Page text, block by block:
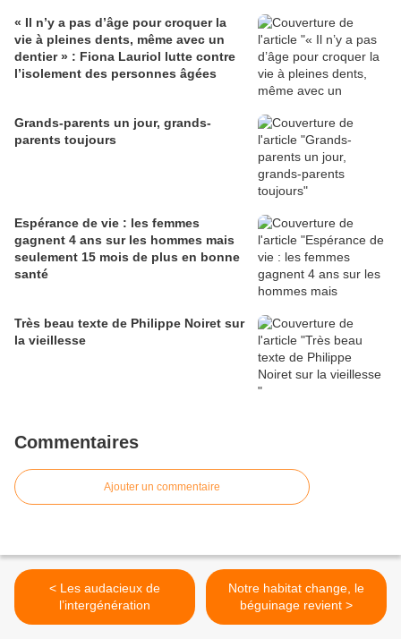
« Il n’y a pas d’âge pour croquer la
vie à pleines dents, même avec un
dentier » : Fiona Lauriol lutte contre
l’isolement des personnes âgées
Grands-parents un jour, grands-
parents toujours
Espérance de vie : les femmes
gagnent 4 ans sur les hommes mais
seulement 15 mois de plus en bonne
santé
Très beau texte de Philippe Noiret sur
la vieillesse
Commentaires
Ajouter un commentaire
< Les audacieux de
l’intergénération
Notre habitat change, le
béguinage revient >